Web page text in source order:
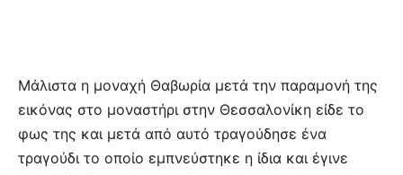
Μάλιστα η μοναχή Θαβωρία μετά την παραμονή της
εικόνας στο μοναστήρι στην Θεσσαλονίκη είδε το
φως της και μετά από αυτό τραγούδησε ένα
τραγούδι το οποίο εμπνεύστηκε η ίδια και έγινε